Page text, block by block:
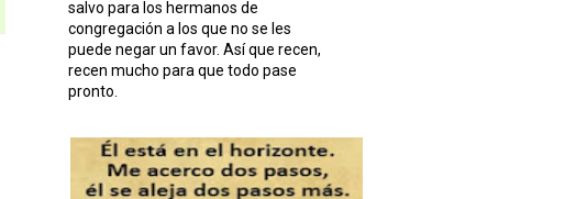
salvo para los hermanos de
congregación a los que no se les
puede negar un favor. Así que recen,
recen mucho para que todo pase
pronto.